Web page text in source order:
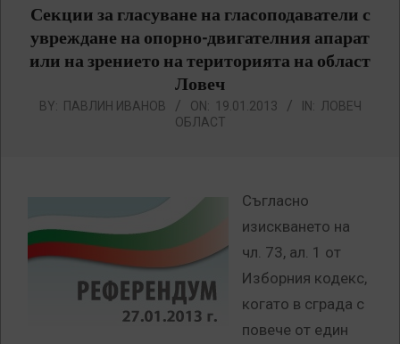
Секции за гласуване на гласоподаватели с
увреждане на опорно-двигателния апарат
или на зрението на територията на област
Ловеч
BY: ПАВЛИН ИВАНОВ ON: 19.01.2013 IN: ЛОВЕЧ
ОБЛАСТ
Съгласно
изискването на
чл. 73, ал. 1 от
Изборния кодекс,
когато в сграда с
повече от един